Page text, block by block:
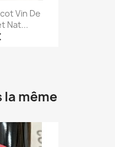
Vin De
Nat...
même